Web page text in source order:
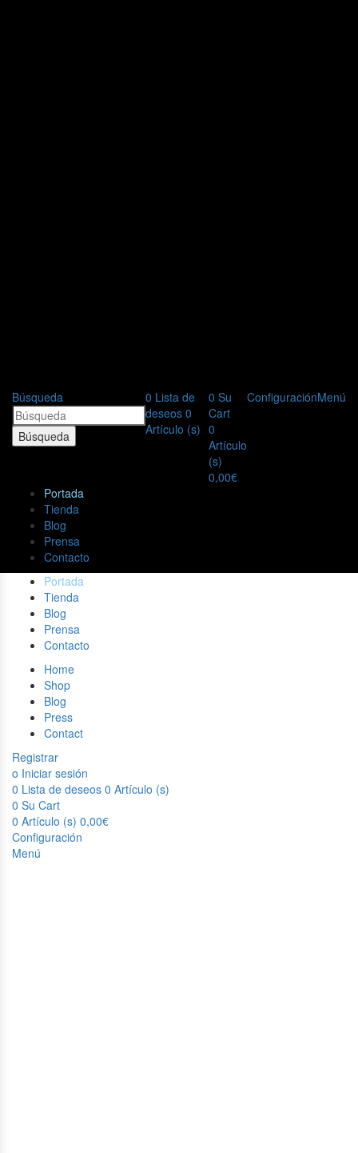
Búsqueda
Búsqueda
0 Lista de
deseos 0
Artículo (s)
0 Su
Cart
0
Artículo
(s)
0,00€
ConfiguraciónMenú
Portada
Tienda
Blog
Prensa
Contacto
Portada
Tienda
Blog
Prensa
Contacto
Home
Shop
Blog
Press
Contact
Registrar
o Iniciar sesión
0 Lista de deseos 0 Artículo (s)
0 Su Cart
0 Artículo (s) 0,00€
Configuración
Menú